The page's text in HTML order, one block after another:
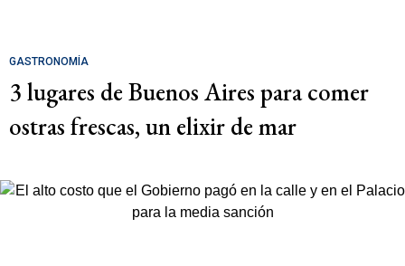
GASTRONOMÍA
3 lugares de Buenos Aires para comer
ostras frescas, un elixir de mar